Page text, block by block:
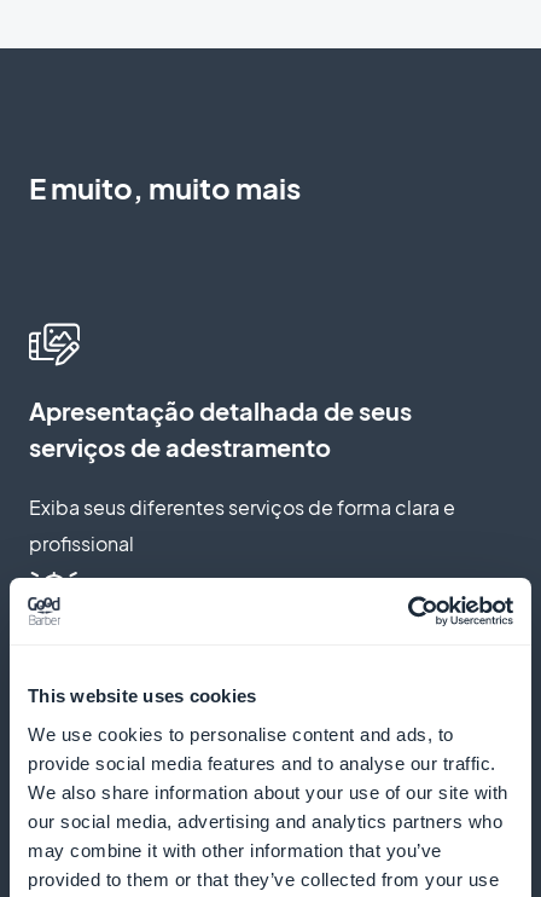
This website uses cookies
We use cookies to personalise content and ads, to
provide social media features and to analyse our traffic.
We also share information about your use of our site with
our social media, advertising and analytics partners who
may combine it with other information that you’ve
provided to them or that they’ve collected from your use
E muito, muito mais
Apresentação detalhada de seus
serviços de adestramento
Exiba seus diferentes serviços de forma clara e
profissional
push
Envie lembretes e notificações para reduzir o não
comparecimento e incentivar as reservas regulares